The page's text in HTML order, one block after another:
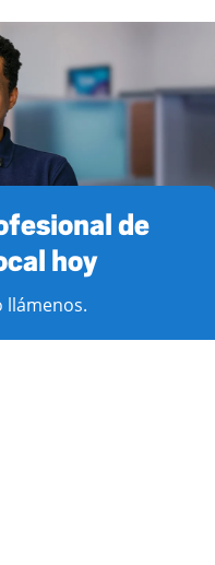
de
hoy
llámenos.